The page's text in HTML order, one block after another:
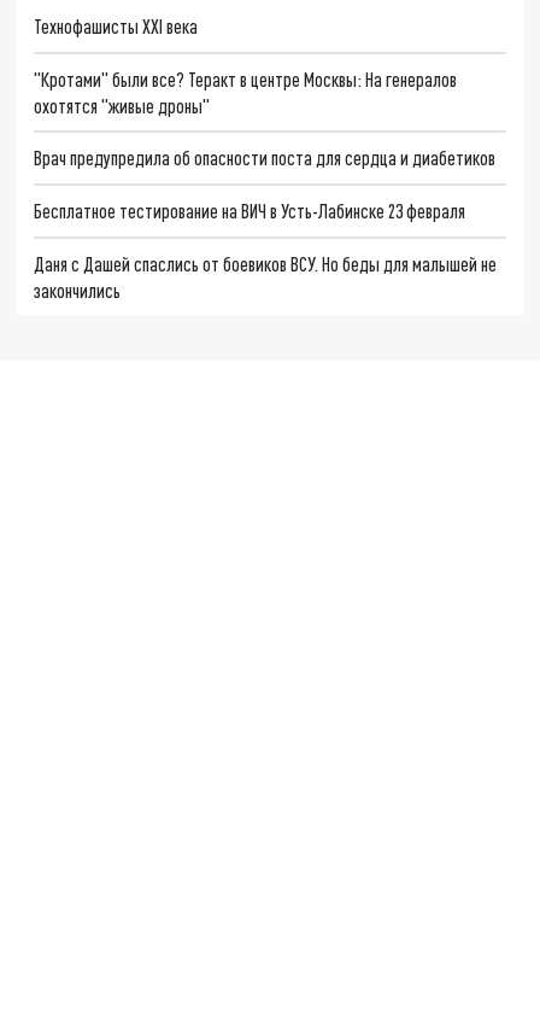
Технофашисты XXI века
"Кротами" были все? Теракт в центре Москвы: На генералов
охотятся "живые дроны"
Врач предупредила об опасности поста для сердца и диабетиков
Бесплатное тестирование на ВИЧ в Усть-Лабинске 23 февраля
Даня с Дашей спаслись от боевиков ВСУ. Но беды для малышей не
закончились